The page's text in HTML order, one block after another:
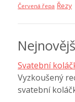
Červená řepa Řezy
Svatební
Vyzkoušený
svatební